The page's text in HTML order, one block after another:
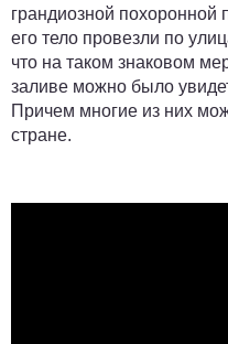
грандиозной похоронной
его тело провезли по
что на таком знаковом
заливе можно было
Причем многие из них
стране.